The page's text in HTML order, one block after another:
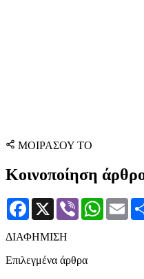
ΜΟΙΡΑΣΟΥ ΤΟ
Κοινοποίηση
Facebook
X Viber
ΔΙΑΦΗΜΙΣΗ
Επιλεγμένα άρθρα